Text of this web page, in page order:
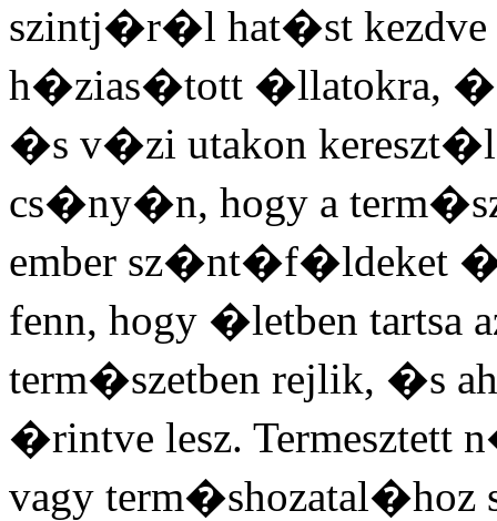
szintj�r�l hat�st
h�zias�tott �llatokra,
�s v�zi utakon
cs�ny�n, hogy a
ember sz�nt�f�ldeket
fenn, hogy �letben tartsa
term�szetben rejlik, �s
�rintve lesz.
vagy term�shozatal�hoz